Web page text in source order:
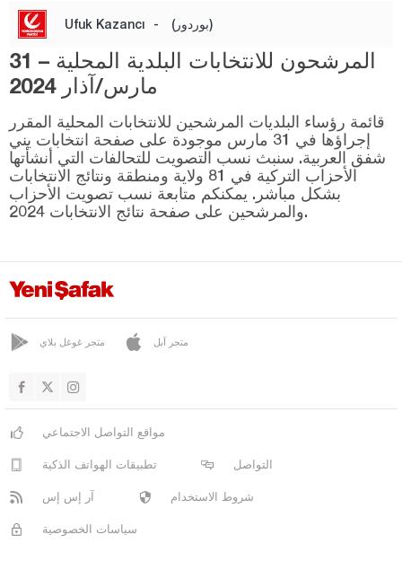
المركز
سوغوت
تيفينّي
يشيل أوفا
يوسفتشا
بورصا
جناق قلعة
جوروم
دينيزلي
دياربكر
أدرنة
Ufuk Kazancı - (بوردور)
المرشحون للانتخابات البلدية المحلية – 31
مارس/آذار 2024
قائمة رؤساء البلديات المرشحين للانتخابات المحلية المقرر
إجراؤها في 31 مارس موجودة على صفحة انتخابات يني
شفق العربية. سنبث نسب التصويت للتحالفات التي أنشأتها
الأحزاب التركية في 81 ولاية ومنطقة ونتائج الانتخابات
بشكل مباشر. يمكنكم متابعة نسب تصويت الأحزاب
والمرشحين على صفحة نتائج الانتخابات 2024.
متجر غوغل بلاي متجر آبل
مواقع التواصل الاجتماعي
تطبيقات الهواتف الذكية التواصل
آر إس إس شروط الاستخدام
سياسات الخصوصية